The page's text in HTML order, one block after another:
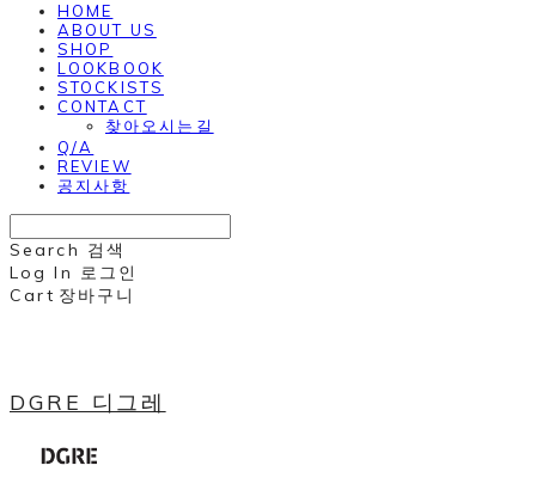
HOME
ABOUT US
SHOP
LOOKBOOK
STOCKISTS
CONTACT
찾아오시는길
Q/A
REVIEW
공지사항
Search 검색
Log In 로그인
Cart 장바구니
DGRE 디그레